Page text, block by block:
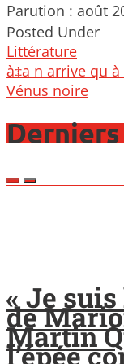
Parution : août
Posted Under
Littérature
Post
à‡a n arrive qu
Vénus noire
« Je
de
Martin
l’épée